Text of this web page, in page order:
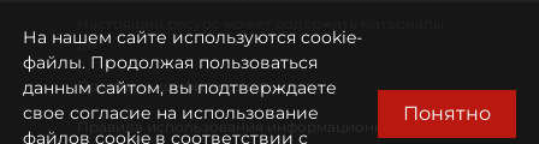
18+
Политика конфиденциальности
Правила использования информационных
На нашем сайте используются cookie-
файлы. Продолжая пользоваться
данным сайтом, вы подтверждаете
свое согласие на использование
файлов cookie в соответствии с
Понятно